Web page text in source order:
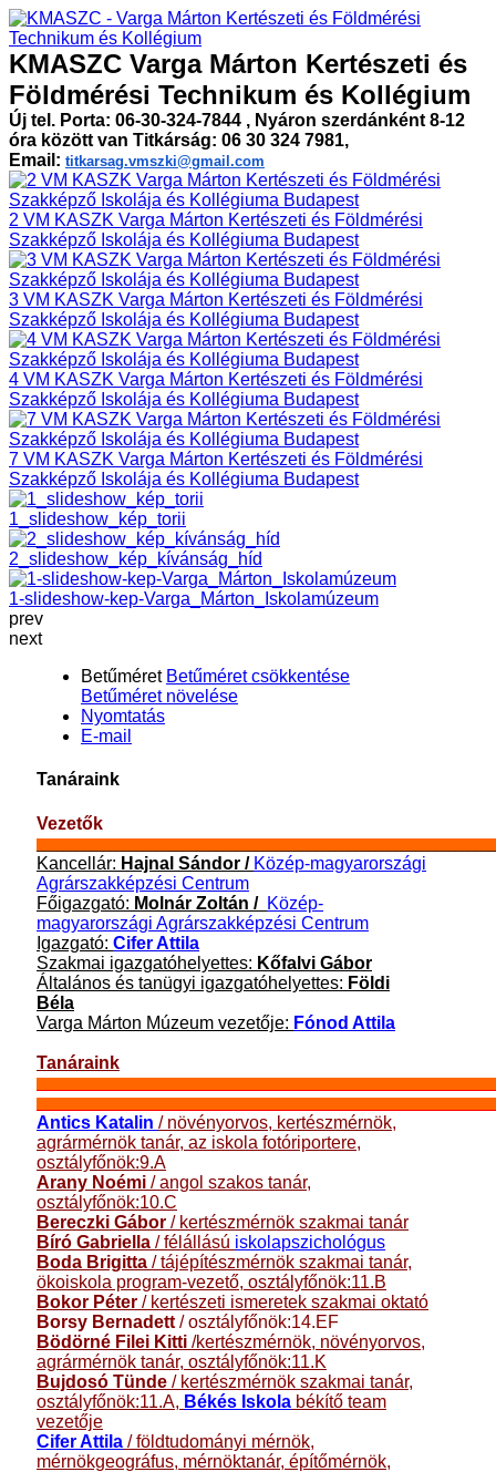
KMASZC Varga Márton Kertészeti és
Földmérési Technikum és Kollégium
Új tel. Porta: 06-30-324-7844 , Nyáron szerdánként 8-12
óra között van Titkárság: 06 30 324 7981,
Email: titkarsag.vmszki@gmail.com
2 VM KASZK Varga Márton Kertészeti és Földmérési
Szakképző Iskolája és Kollégiuma Budapest
3 VM KASZK Varga Márton Kertészeti és Földmérési
Szakképző Iskolája és Kollégiuma Budapest
4 VM KASZK Varga Márton Kertészeti és Földmérési
Szakképző Iskolája és Kollégiuma Budapest
7 VM KASZK Varga Márton Kertészeti és Földmérési
Szakképző Iskolája és Kollégiuma Budapest
1_slideshow_kép_torii
2_slideshow_kép_kívánság_híd
1-slideshow-kep-Varga_Márton_Iskolamúzeum
prev
next
Betűméret Betűméret csökkentése
Betűméret növelése
Nyomtatás
E-mail
Tanáraink
Vezetők
Kancellár: Hajnal Sándor / Közép-magyarországi
Agrárszakképzési Centrum
Főigazgató: Molnár Zoltán / Közép-
magyarországi Agrárszakképzési Centrum
Igazgató: Cifer Attila
Szakmai igazgatóhelyettes: Kőfalvi Gábor
Általános és tanügyi igazgatóhelyettes: Földi
Béla
Varga Márton Múzeum vezetője: Fónod Attila
Tanáraink
Antics Katalin /növényorvos, kertészmérnök,
agrármérnök tanár, az iskola fotóriportere,
osztályfőnök:9.A
Arany Noémi / angol szakos tanár,
osztályfőnök:10.C
Bereczki Gábor / kertészmérnök szakmai tanár
Bíró Gabriella / félállású iskolapszichológus
Boda Brigitta / tájépítészmérnök szakmai tanár,
ökoiskola program-vezető, osztályfőnök:11.B
Bokor Péter / kertészeti ismeretek szakmai oktató
Borsy Bernadett / osztályfőnök:14.EF
Bödörné Filei Kitti /kertészmérnök, növényorvos,
agrármérnök tanár, osztályfőnök:11.K
Bujdosó Tünde / kertészmérnök szakmai tanár,
osztályfőnök:11.A, Békés Iskola békítő team
vezetője
Cifer Attila / földtudományi mérnök,
mérnökgeográfus, mérnöktanár, építőmérnök,